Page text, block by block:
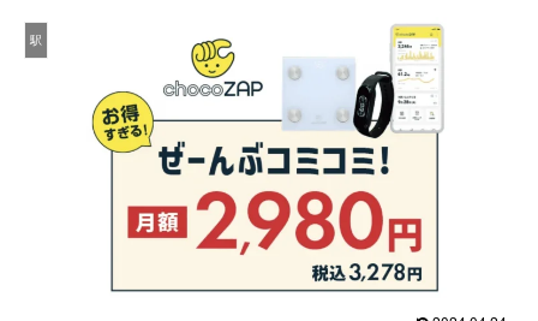
駅